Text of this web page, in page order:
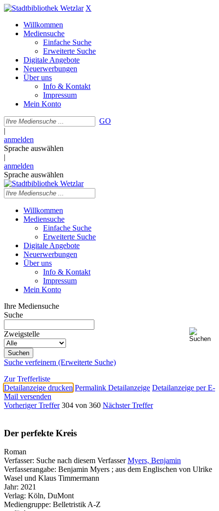
X
Willkommen
Mediensuche
Einfache Suche
Erweiterte Suche
Digitale Angebote
Neuerwerbungen
Über uns
Info & Kontakt
Impressum
Mein Konto
GO
|
anmelden
Sprache auswählen
|
anmelden
Sprache auswählen
Willkommen
Mediensuche
Einfache Suche
Erweiterte Suche
Digitale Angebote
Neuerwerbungen
Über uns
Info & Kontakt
Impressum
Mein Konto
Ihre Mediensuche
Suche
Zweigstelle
Suche verfeinern (Erweiterte Suche)
Zur Trefferliste
Detailanzeige drucken Permalink Detailanzeige Detailanzeige per E-
Mail versenden
Vorheriger Treffer 304 von 360 Nächster Treffer
Der perfekte Kreis
Roman
Verfasser: Suche nach diesem Verfasser Myers, Benjamin
Verfasserangabe: Benjamin Myers ; aus dem Englischen von Ulrike
Wasel und Klaus Timmermann
Jahr: 2021
Verlag: Köln, DuMont
Mediengruppe: Belletristik A-Z